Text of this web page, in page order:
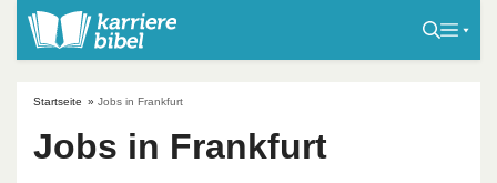
Startseite » Jobs in Frankfurt
Jobs in Frankfurt